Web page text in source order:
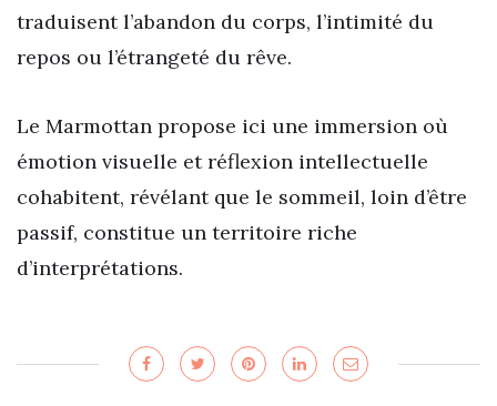
traduisent l’abandon du corps, l’intimité du
repos ou l’étrangeté du rêve.
Le Marmottan propose ici une immersion où
émotion visuelle et réflexion intellectuelle
cohabitent, révélant que le sommeil, loin d’être
passif, constitue un territoire riche
d’interprétations.